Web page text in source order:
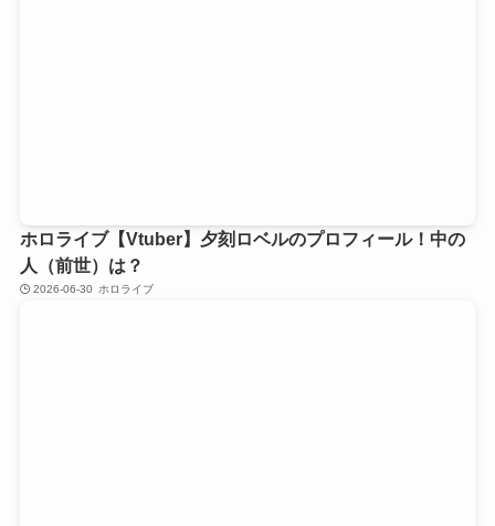
ホロライブ【Vtuber】夕刻ロベルのプロフィール！中の
人（前世）は？
2026-06-30 ホロライブ